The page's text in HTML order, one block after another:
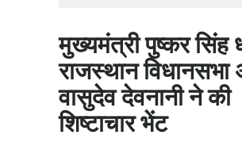
मुख्यमंत्री पुष्कर सिंह
राजस्थान विधानसभा
वासुदेव देवनानी ने की
शिष्टाचार भेंट